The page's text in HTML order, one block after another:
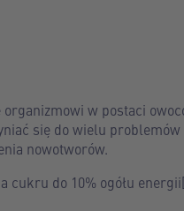
w postaci
się do wielu
nowotworów.
do 10% ogółu